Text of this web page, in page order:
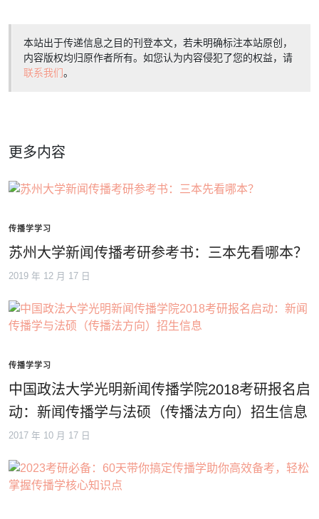
本站出于传递信息之目的刊登本文，若未明确标注本站原创，
内容版权均归原作者所有。如您认为内容侵犯了您的权益，请
联系我们。
更多内容
传播学学习
苏州大学新闻传播考研参考书：三本先看哪本？
2019 年 12 月 17 日
传播学学习
中国政法大学光明新闻传播学院2018考研报名启
动：新闻传播学与法硕（传播法方向）招生信息
2017 年 10 月 17 日